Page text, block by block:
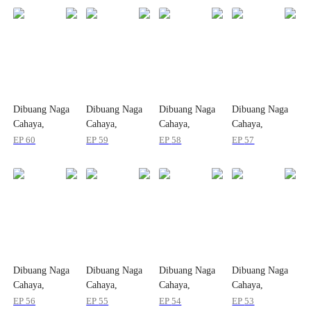
Dibuang Naga
Cahaya,
Bangkit dengan
EP60
Dibuang Naga
Cahaya,
Bangkit dengan
EP59
Dibuang Naga
Cahaya,
Bangkit dengan
EP58
Dibuang Naga
Cahaya,
Bangkit dengan
EP57
Dibuang Naga
Cahaya,
Bangkit dengan
EP56
Dibuang Naga
Cahaya,
Bangkit dengan
EP55
Dibuang Naga
Cahaya,
Bangkit dengan
EP54
Dibuang Naga
Cahaya,
Bangkit dengan
EP53